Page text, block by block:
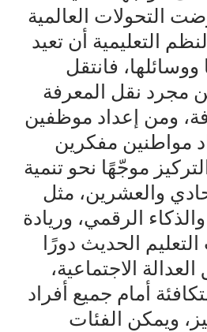
التحولات العالمية
التعليمية أن تعيد
فانتقل
مجرد نقل المعرفة
ومن إعداد موظفين
مواطنين مفكرين
موجّهًا نحو تنمية
والعشرين، مثل
والذكاء الرقمي، وريادة
الحديث دورًا
الاجتماعية،
أمام جميع أفراد
ويمكن الفئات